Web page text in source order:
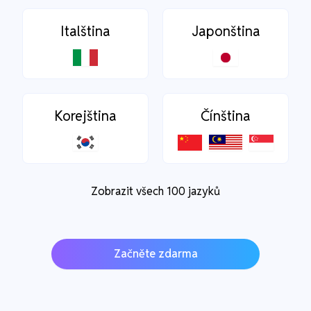
Italština Japonština
Korejština Čínština
Zobrazit všech 100 jazyků
Začněte zdarma